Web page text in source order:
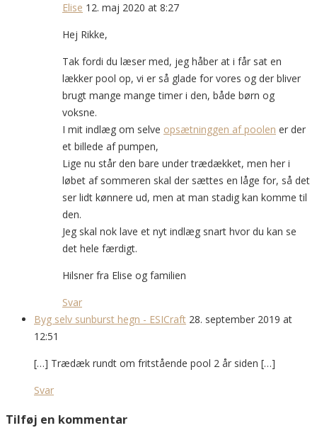
Elise 12. maj 2020 at 8:27
Hej Rikke,
Tak fordi du læser med, jeg håber at i får sat en
lækker pool op, vi er så glade for vores og der bliver
brugt mange mange timer i den, både børn og
voksne.
I mit indlæg om selve opsætninggen af poolen er der
et billede af pumpen,
Lige nu står den bare under trædækket, men her i
løbet af sommeren skal der sættes en låge for, så det
ser lidt kønnere ud, men at man stadig kan komme til
den.
Jeg skal nok lave et nyt indlæg snart hvor du kan se
det hele færdigt.
Hilsner fra Elise og familien
Svar
Byg selv sunburst hegn - ESICraft 28. september 2019 at
12:51
[…] Trædæk rundt om fritstående pool 2 år siden […]
Svar
Tilføj en kommentar